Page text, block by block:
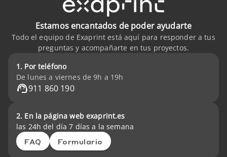
Estamos encantados de poder ayudarte
Todo el equipo de Exaprint está aquí para responder a tus
preguntas y acompañarte en tus proyectos.
1. Por teléfono
De lunes a viernes de 9h a 19h
911 860 190
2. En la página web exaprint.es
las 24h del día 7 días a la semana
FAQ Formulario